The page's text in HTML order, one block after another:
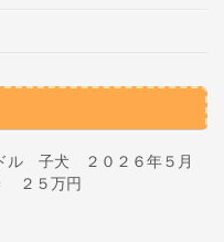
ル 子犬 ２０２６年５月
２５万円